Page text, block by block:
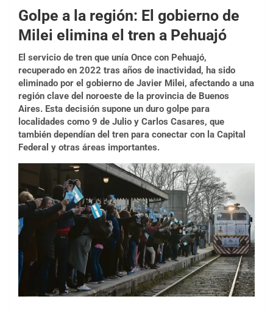
Golpe a la región: El gobierno de
Milei elimina el tren a Pehuajó
El servicio de tren que unía Once con Pehuajó,
recuperado en 2022 tras años de inactividad, ha sido
eliminado por el gobierno de Javier Milei, afectando a una
región clave del noroeste de la provincia de Buenos
Aires. Esta decisión supone un duro golpe para
localidades como 9 de Julio y Carlos Casares, que
también dependían del tren para conectar con la Capital
Federal y otras áreas importantes.